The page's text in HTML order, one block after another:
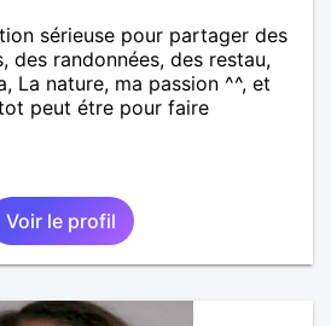
sérieuse pour partager des
des randonnées, des restau,
La nature, ma passion ^^, et
peut étre pour faire
Voir le profil